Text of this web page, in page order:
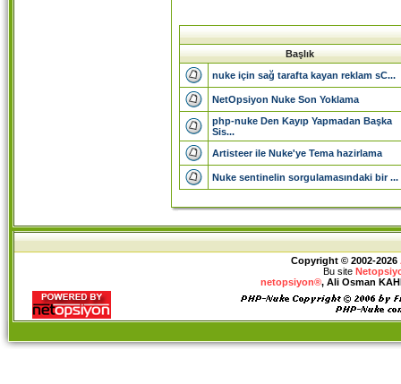
Başlık
nuke için sağ tarafta kayan reklam sC...
NetOpsiyon Nuke Son Yoklama
php-nuke Den Kayıp Yapmadan Başka
Sis...
Artisteer ile Nuke'ye Tema hazirlama
Nuke sentinelin sorgulamasındaki bir ...
Copyright © 2002-2026
Bu site
netopsiyon®, Ali Osman